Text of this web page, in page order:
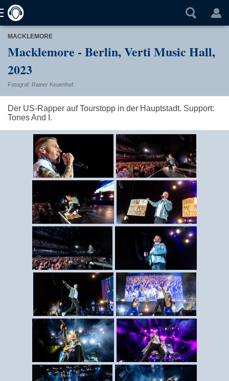
MACKLEMORE
Macklemore - Berlin, Verti Music Hall,
2023
Fotograf: Rainer Keuenhof
Der US-Rapper auf Tourstopp in der Hauptstadt. Support:
Tones And I.